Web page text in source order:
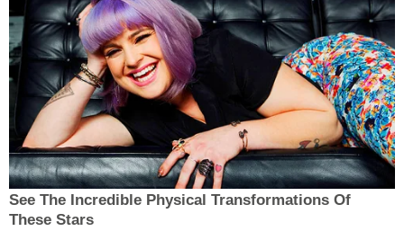
See The Incredible Physical Transformations Of
These Stars